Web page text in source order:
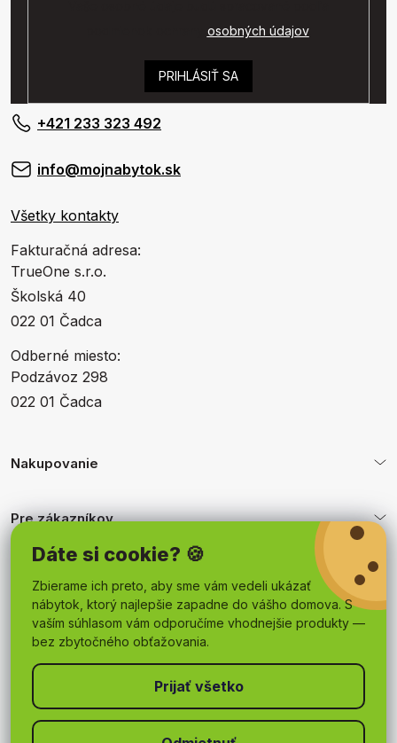
Dáte si cookie? 🍪
Zbierame ich preto, aby sme vám vedeli ukázať
nábytok, ktorý najlepšie zapadne do vášho domova. S
vaším súhlasom vám odporučíme vhodnejšie produkty —
bez zbytočného obťažovania.
osobných údajov.
PRIHLÁSIŤ SA
+421 233 323 492
info@mojnabytok.sk
Všetky kontakty
Fakturačná adresa:
TrueOne s.r.o.
Školská 40
022 01 Čadca
Odberné miesto:
Podzávoz 298
022 01 Čadca
Nakupovanie
Pre zákazníkov